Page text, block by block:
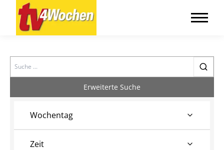
Search
Erweiterte Suche
Wochentag
Zeit